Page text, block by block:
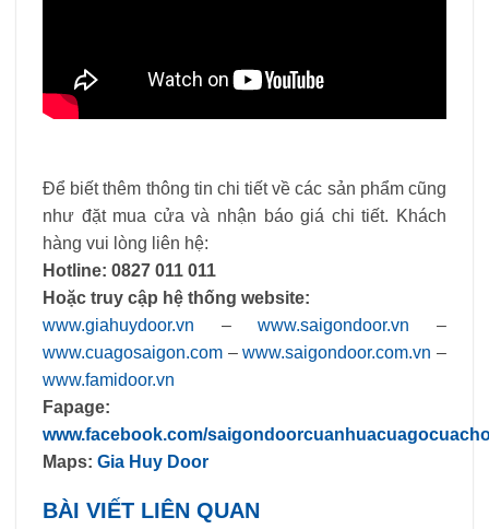
Để biết thêm thông tin chi tiết về các sản phẩm cũng
như đặt mua cửa và nhận báo giá chi tiết. Khách
hàng vui lòng liên hệ:
Hotline: 0827 011 011
Hoặc truy cập hệ thống website:
www.giahuydoor.vn –www.saigondoor.vn –
www.cuagosaigon.com –www.saigondoor.com.vn –
www.famidoor.vn
Fapage:
www.facebook.com/
Maps: Gia Huy Door
BÀI VIẾT LIÊN QUAN